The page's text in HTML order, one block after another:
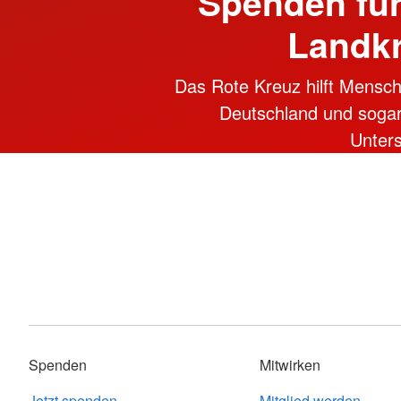
Das Rote Kreuz hilft
Deutschland und
Spenden
Mitwirken